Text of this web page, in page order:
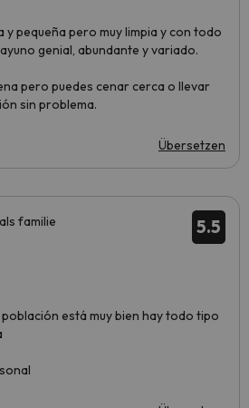
y pequeña pero muy limpia y con todo
genial, abundante y variado.
pero puedes cenar cerca o llevar
sin problema.
Übersetzen
5.5
familie
está muy bien hay todo tipo